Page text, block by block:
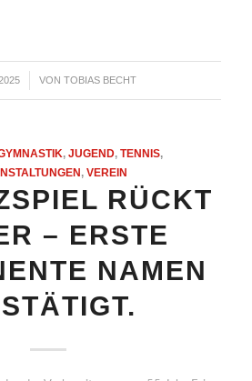
VONTOBIAS BECHT
, JUGEND, TENNIS,
, VEREIN
RÜCKT
– ERSTE
NAMEN